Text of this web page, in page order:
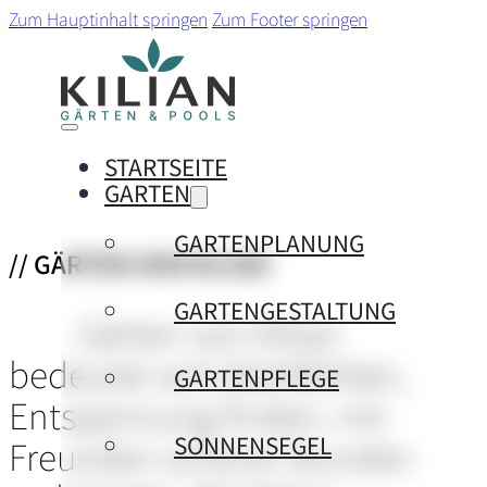
Zum Hauptinhalt springen Zum Footer springen
STARTSEITE
GARTEN
GARTENPLANUNG
GARTENGESTALTUNG
GARTENPFLEGE
SONNENSEGEL
// GÄRTEN VON KILIAN
Gärten von Kilian
bedeutet sich Wohlfühlen,
Entspannung finden, mit
Freunden schöne Stunden